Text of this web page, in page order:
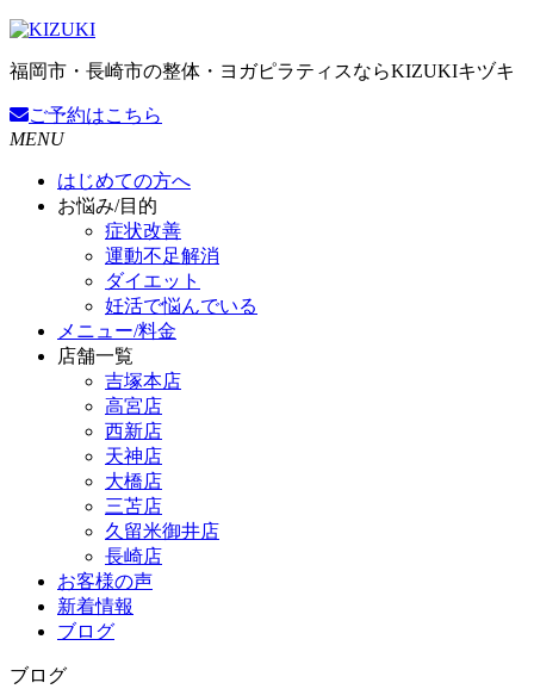
福岡市・長崎市の整体・ヨガピラティスならKIZUKIキヅキ
ご予約はこちら
MENU
はじめての方へ
お悩み/目的
症状改善
運動不足解消
ダイエット
妊活で悩んでいる
メニュー/料金
店舗一覧
吉塚本店
高宮店
西新店
天神店
大橋店
三苫店
久留米御井店
長崎店
お客様の声
新着情報
ブログ
ブログ